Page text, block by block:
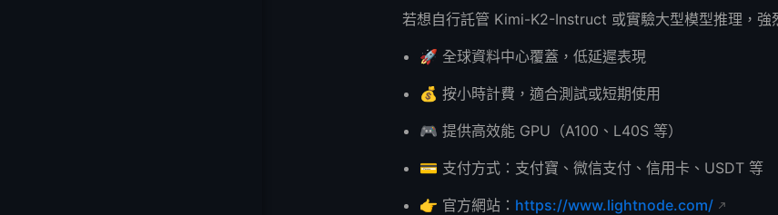
若想自行託管 Kimi-K2-Instruct 或實驗大型模型推理，強
🚀 全球資料中心覆蓋，低延遲表現
💰 按小時計費，適合測試或短期使用
🎮 提供高效能 GPU（A100、L40S 等）
💳 支付方式：支付寶、微信支付、信用卡、USDT 等
👉 官方網站： https://www.lightnode.com/